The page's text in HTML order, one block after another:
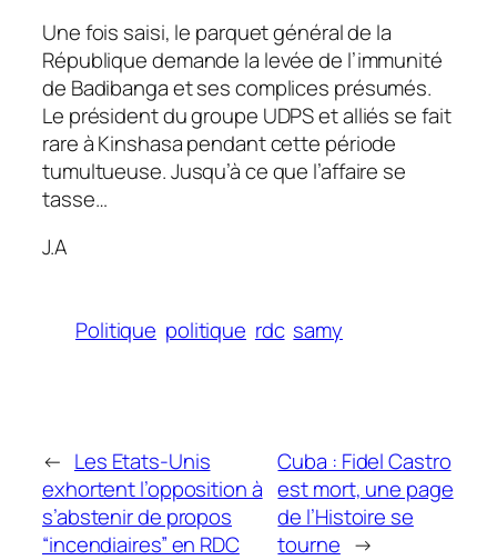
Une fois saisi, le parquet général de la
République demande la levée de l’immunité
de Badibanga et ses complices présumés.
Le président du groupe UDPS et alliés se fait
rare à Kinshasa pendant cette période
tumultueuse. Jusqu’à ce que l’affaire se
tasse…
J.A
Politique politique rdc samy
← Les Etats-Unis
exhortent l’opposition à
s’abstenir de propos
“incendiaires” en RDC
Cuba : Fidel Castro
est mort, une page
de l’Histoire se
tourne →